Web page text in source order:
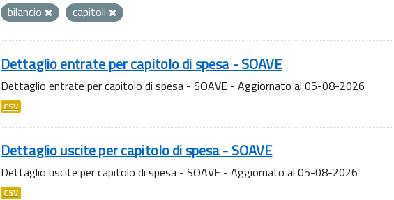
bilancio
capitoli
Dettaglio entrate per capitolo di spesa - SOAVE
Dettaglio entrate per capitolo di spesa - SOAVE - Aggiornato al 05-08-2026
CSV
Dettaglio uscite per capitolo di spesa - SOAVE
Dettaglio uscite per capitolo di spesa - SOAVE - Aggiornato al 05-08-2026
CSV